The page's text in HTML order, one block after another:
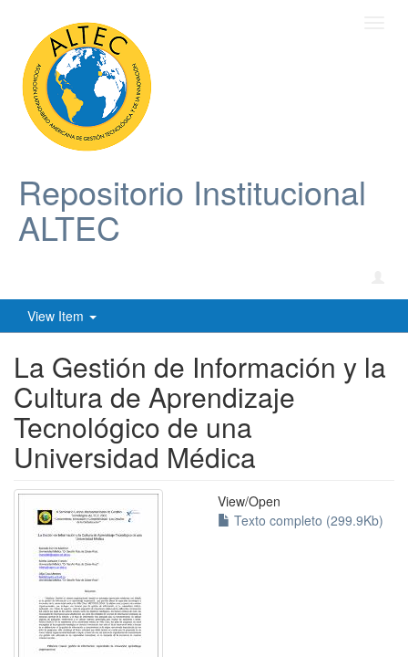
Repositorio Institucional
ALTEC
View Item
La Gestión de Información y la
Cultura de Aprendizaje
Tecnológico de una
Universidad Médica
View/Open
Texto completo (299.9Kb)